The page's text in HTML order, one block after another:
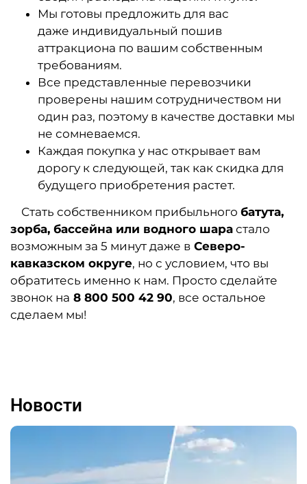
Мы готовы предложить для вас
даже индивидуальный пошив
аттракциона по вашим собственным
требованиям.
Все представленные перевозчики
проверены нашим сотрудничеством ни
один раз, поэтому в качестве доставки мы
не сомневаемся.
Каждая покупка у нас открывает вам
дорогу к следующей, так как скидка для
будущего приобретения растет.
Стать собственником прибыльного батута,
зорба, бассейна или водного шара стало
возможным за 5 минут даже в Северо-
кавказском округе, но с условием, что вы
обратитесь именно к нам. Просто сделайте
звонок на 8 800 500 42 90, все остальное
сделаем мы!
Новости